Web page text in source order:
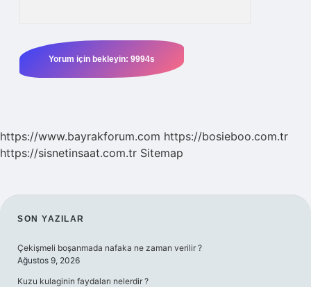
https://www.bayrakforum.com https://bosieboo.com.tr
https://sisnetinsaat.com.tr Sitemap
SIDEBAR
SON YAZILAR
Çekişmeli boşanmada nafaka ne zaman verilir ?
Ağustos 9, 2026
Kuzu kulaginin faydaları nelerdir ?